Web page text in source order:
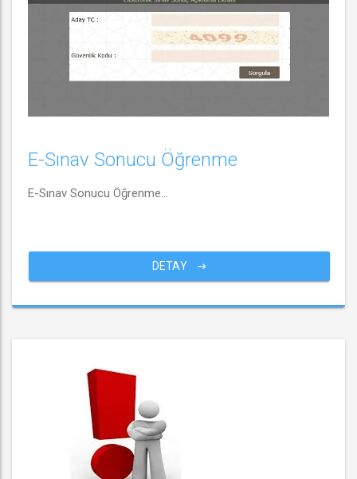
E-Sınav Sonucu Öğrenme
E-Sınav Sonucu Öğrenme...
DETAY